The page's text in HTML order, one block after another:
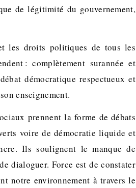
de légitimité du gouvernement,
les droits politiques de tous les
: complètement surannée et
démocratique respectueux et
enseignement.
prennent la forme de débats
voire de démocratie liquide et
Ils soulignent le manque de
dialoguer. Force est de constater
notre environnement à travers le